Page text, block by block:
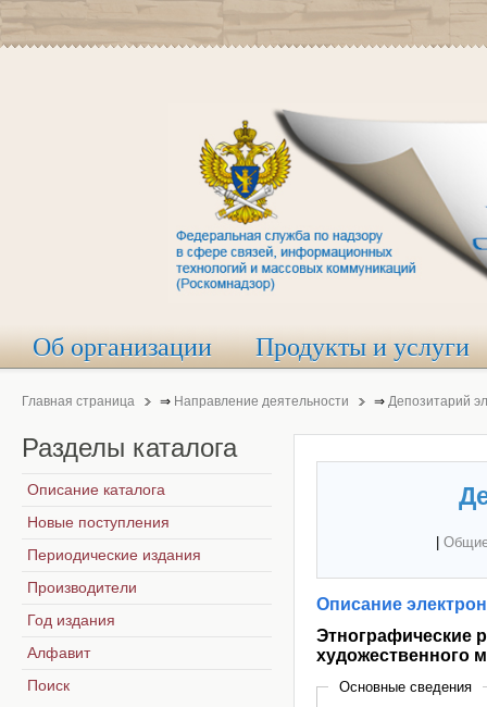
Об организации Продукты и услуги
Главная страница ⇒ Направление деятельности ⇒ Депозитарий
Описание
Этнографические
художественного
Основные сведения
Разделы каталога
Описание каталога
Новые поступления
Периодические издания
Производители
Год издания
Алфавит
Поиск